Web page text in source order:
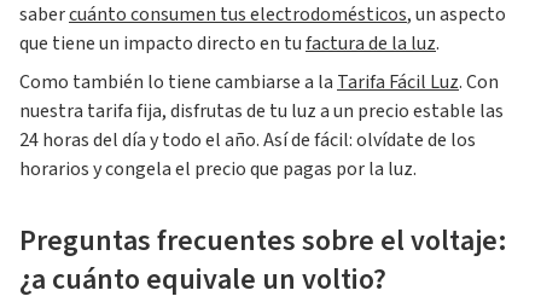
sabercuánto consumen tus electrodomésticos, un aspecto
que tiene un impacto directo en tufactura de la luz.
Como también lo tiene cambiarse a la Tarifa Fácil Luz. Con
nuestra tarifa fija, disfrutas de tu luz a un precio estable las
24 horas del día y todo el año. Así de fácil: olvídate de los
horarios y congela el precio que pagas por la luz.
Preguntas frecuentes sobre el voltaje:
¿a cuánto equivale un voltio?